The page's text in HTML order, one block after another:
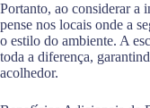
Portanto, ao considerar a
pense nos locais onde a
o estilo do ambiente. A
toda a diferença,
acolhedor.